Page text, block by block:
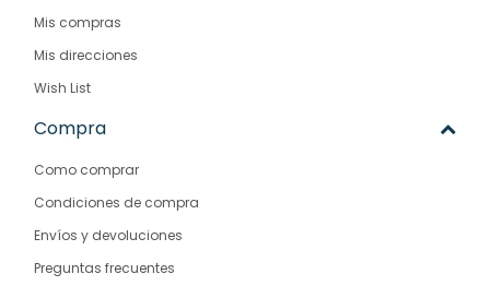
Mis compras
Mis direcciones
Wish List
Compra
Como comprar
Condiciones de compra
Envíos y devoluciones
Preguntas frecuentes